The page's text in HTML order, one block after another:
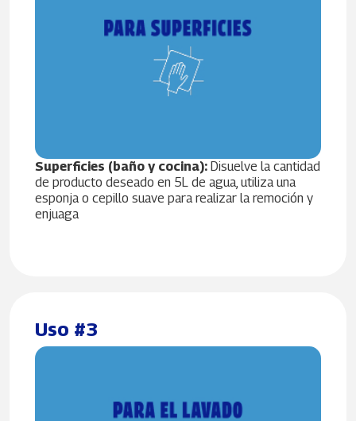
Superficies (baño y cocina): Disuelve la cantidad
de producto deseado en 5L de agua, utiliza una
esponja o cepillo suave para realizar la remoción y
enjuaga
Uso #3